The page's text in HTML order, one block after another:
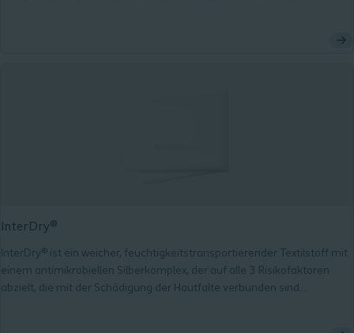
InterDry®
InterDry® ist ein weicher, feuchtigkeitstransportierender Textilstoff mit
einem antimikrobiellen Silberkomplex, der auf alle 3 Risikofaktoren
abzielt, die mit der Schädigung der Hautfalte verbunden sind.